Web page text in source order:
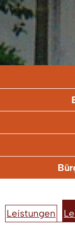
Leistungen